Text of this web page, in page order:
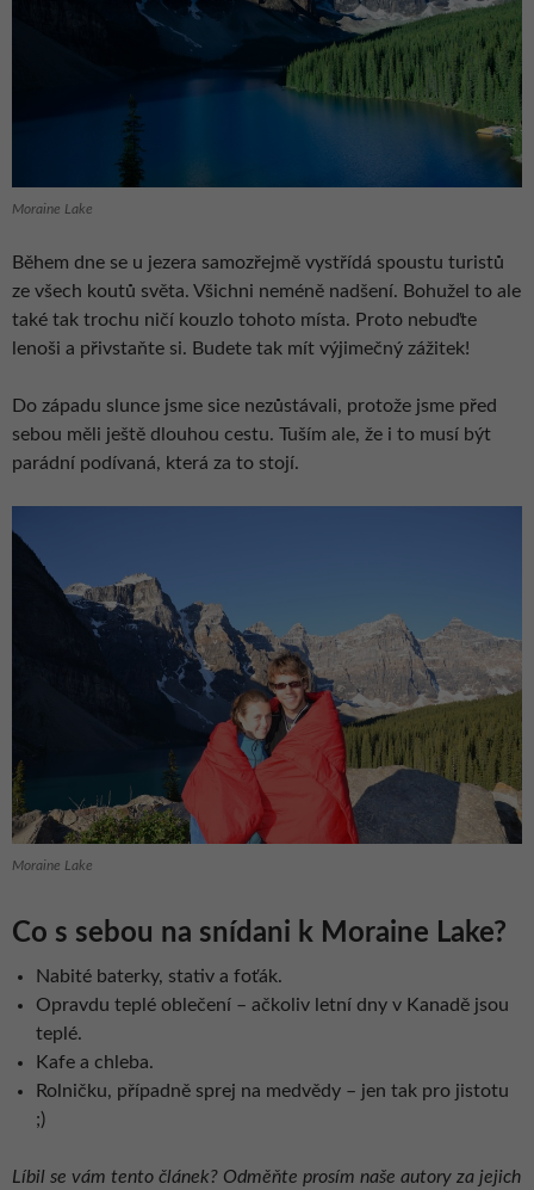
Moraine Lake
Během dne se u jezera samozřejmě vystřídá spoustu turistů
ze všech koutů světa. Všichni neméně nadšení. Bohužel to ale
také tak trochu ničí kouzlo tohoto místa. Proto nebuďte
lenoši a přivstaňte si. Budete tak mít výjimečný zážitek!
Do západu slunce jsme sice nezůstávali, protože jsme před
sebou měli ještě dlouhou cestu. Tuším ale, že i to musí být
parádní podívaná, která za to stojí.
Moraine Lake
Co s sebou na snídani k Moraine Lake?
Nabité baterky, stativ a foťák.
Opravdu teplé oblečení – ačkoliv letní dny v Kanadě jsou
teplé.
Kafe a chleba.
Rolničku, případně sprej na medvědy – jen tak pro jistotu
;)
Líbil se vám tento článek? Odměňte prosím naše autory za jejich